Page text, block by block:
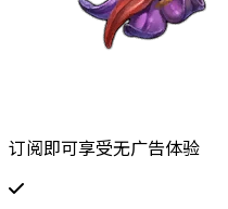
订阅即可享受无广告体验